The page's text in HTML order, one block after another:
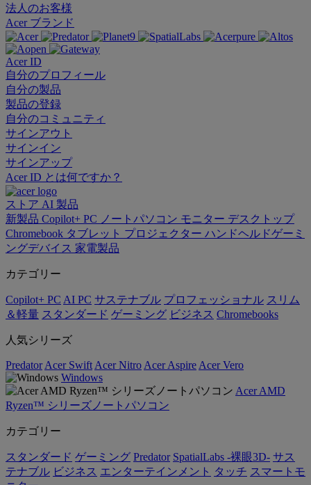
法人のお客様
Acer ブランド
Acer ID
自分のプロフィール
自分の製品
製品の登録
自分のコミュニティ
サインアウト
サインイン
サインアップ
Acer ID とは何ですか？
ストア AI 製品
新製品 Copilot+ PC ノートパソコン モニター デスクトップ
Chromebook タブレット プロジェクター ハンドヘルドゲーミ
ングデバイス 家電製品
カテゴリー
Copilot+ PC AI PC サステナブル プロフェッショナル スリム
＆軽量 スタンダード ゲーミング ビジネス Chromebooks
人気シリーズ
Predator Acer Swift Acer Nitro Acer Aspire Acer Vero
Windows
Acer AMD
Ryzen™ シリーズノートパソコン
カテゴリー
スタンダード ゲーミング Predator SpatialLabs -裸眼3D- サス
テナブル ビジネス エンターテインメント タッチ スマートモ